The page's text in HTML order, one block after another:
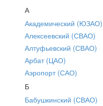
А
Академический (ЮЗАО)
Алексеевский (СВАО)
Алтуфьевский (СВАО)
Арбат (ЦАО)
Аэропорт (САО)
Б
Бабушкинский (СВАО)